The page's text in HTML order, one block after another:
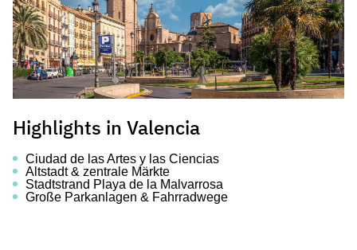
Highlights in Valencia
Ciudad de las Artes y las Ciencias
Altstadt & zentrale Märkte
Stadtstrand Playa de la Malvarrosa
Große Parkanlagen & Fahrradwege